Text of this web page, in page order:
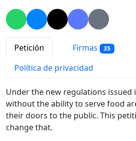
Petición Firmas 35
Política de privacidad
Under the new regulations issued
without the ability to serve food
their doors to the public. This
change that.